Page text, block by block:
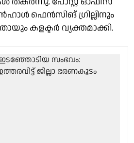
ഫെൻസിങ് ഗ്രില്ലിനും
കളക്ടർ വ്യക്തമാക്കി.